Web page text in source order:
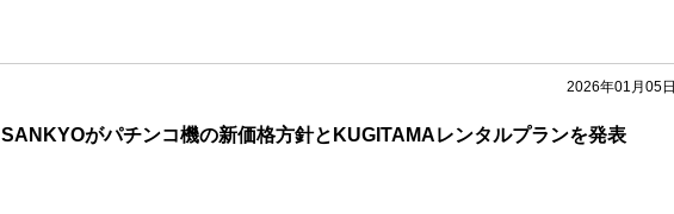
2026年01月05日
SANKYOがパチンコ機の新価格方針とKUGITAMAレンタルプランを発表